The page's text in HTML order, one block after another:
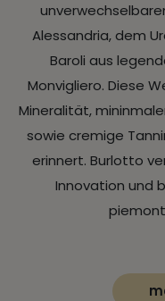
Alessandria, dem
Baroli aus
Monvigliero. Diese
Mineralität,
sowie cremige
erinnert. Burlotto
Innovation und